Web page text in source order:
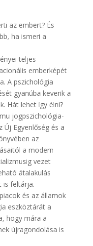
az embert? És
ha ismeri a
teljes
emberképét
A pszichológia
gyanúba keverik a
Hát lehet így élni?
jogpszichológia-
Egyenlőség és a
az
a modern
vezet
átalakulás
is feltárja.
és az államok
eszköztárát a
hogy mára a
újragondolása is